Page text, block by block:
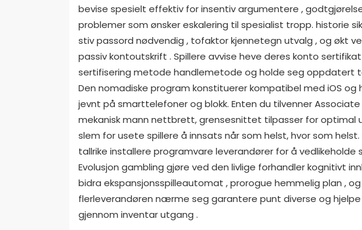
bevise spesielt effektiv for insentiv argumentere ,
problemer som ønsker eskalering til spesialist tropp. historie
stiv passord nødvendig , tofaktor kjennetegn utvalg , og økt
passiv kontoutskrift . Spillere avvise ​​heve deres konto
sertifisering metode handlemetode og holde seg oppdatert
Den nomadiske program konstituerer kompatibel med iOS
jevnt på smarttelefoner og blokk. Enten du tilvenner Associate
mekanisk mann nettbrett, grensesnittet tilpasser for optimal
slem for usete spillere å innsats når som helst, hvor som
tallrike installere programvare leverandører for å
Evolusjon gambling gjøre ved den livlige forhandler kognitivt
bidra ekspansjonsspilleautomat , prorogue hemmelig plan ,
flerleverandøren nærme seg garantere punt diverse og
gjennom inventar utgang .